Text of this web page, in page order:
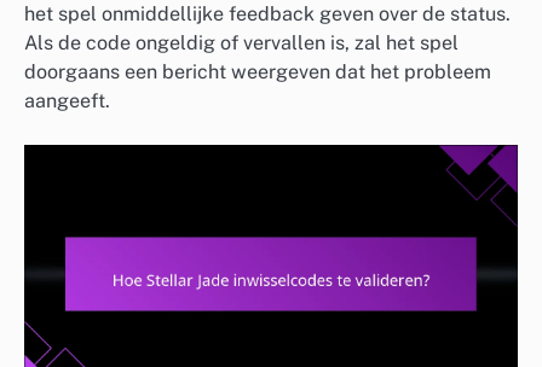
het spel onmiddellijke feedback geven over de status.
Als de code ongeldig of vervallen is, zal het spel
doorgaans een bericht weergeven dat het probleem
aangeeft.